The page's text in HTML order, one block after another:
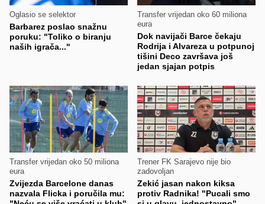
Oglasio se selektor
Barbarez poslao snažnu
poruku: "Toliko o biranju
naših igrača..."
Transfer vrijedan oko 60 miliona
eura
Dok navijači Barce čekaju
Rodrija i Alvareza u potpunoj
tišini Deco završava još
jedan sjajan potpis
Transfer vrijedan oko 50 miliona
eura
Zvijezda Barcelone danas
nazvala Flicka i poručila mu:
Trener FK Sarajevo nije bio
zadovoljan
Zekić jasan nakon kiksa
protiv Radnika! "Pucali smo